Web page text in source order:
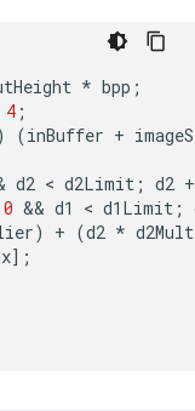
* bpp ;
4 ;
(inBuffer +
d2 < d2Limit ; d2
0 && d1 < d1Limit ;
) + (d2 *
];